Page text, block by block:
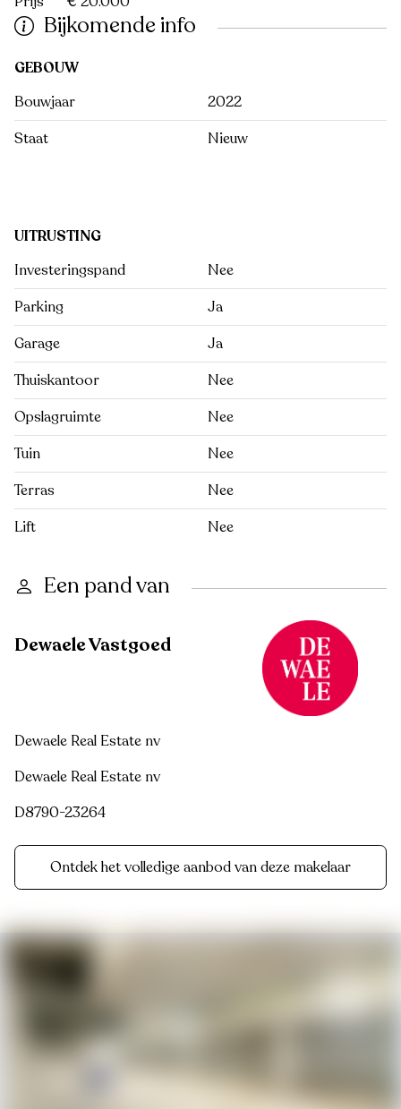
Bijkomende info
GEBOUW
Bouwjaar
2022
Staat
Nieuw
UITRUSTING
Investeringspand
Nee
Parking
Ja
Garage
Ja
Thuiskantoor
Nee
Opslagruimte
Nee
Tuin
Nee
Terras
Nee
Lift
Nee
Een pand van
Dewaele Vastgoed
Dewaele Real Estate nv
Dewaele Real Estate nv
D8790-23264
Ontdek het volledige aanbod van deze makelaar